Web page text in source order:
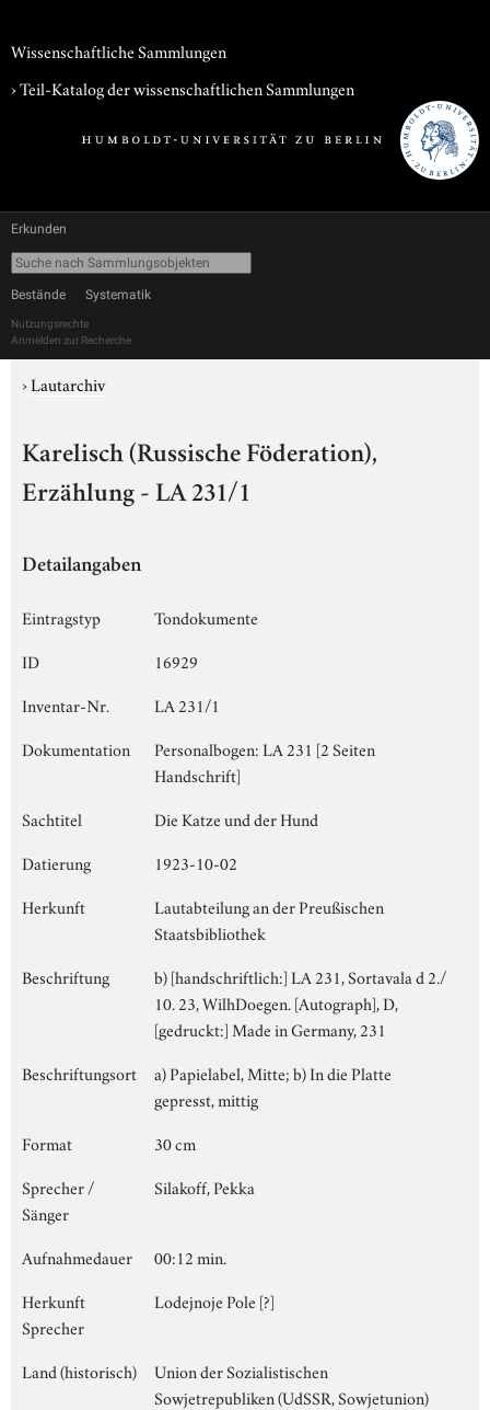
Wissenschaftliche Sammlungen
› Teil-Katalog der wissenschaftlichen Sammlungen
Erkunden
Bestände Systematik
Nutzungsrechte
Anmelden zur Recherche
›Lautarchiv
Karelisch (Russische Föderation),
Erzählung - LA 231/1
Detailangaben
Eintragstyp
Tondokumente
ID
16929
Inventar-Nr.
LA 231/1
Dokumentation
Personalbogen: LA 231 [2 Seiten
Handschrift]
Sachtitel
Die Katze und der Hund
Datierung
1923-10-02
Herkunft
Lautabteilung an der Preußischen
Staatsbibliothek
Beschriftung
b) [handschriftlich:] LA 231, Sortavala d 2./
10. 23, WilhDoegen. [Autograph], D,
[gedruckt:] Made in Germany, 231
Beschriftungsort
a) Papielabel, Mitte; b) In die Platte
gepresst, mittig
Format
30 cm
Sprecher /
Sänger
Silakoff, Pekka
Aufnahmedauer
00:12 min.
Herkunft
Sprecher
Lodejnoje Pole [?]
Land (historisch)
Union der Sozialistischen
Sowjetrepubliken (UdSSR, Sowjetunion)